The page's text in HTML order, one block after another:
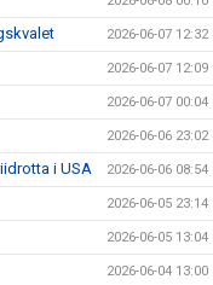
2026-06-07 12:32
2026-06-07 12:09
2026-06-07 00:04
2026-06-06 23:02
i USA 2026-06-06 08:54
2026-06-05 23:14
2026-06-05 13:04
2026-06-04 13:00